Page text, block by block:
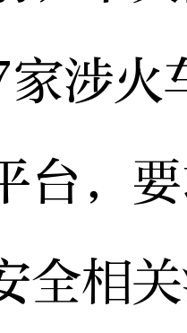
涉火
台，
全相